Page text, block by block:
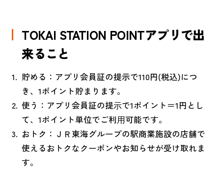
TOKAI STATION POINTアプリで出
来ること
貯める：アプリ会員証の提示で110円(税込)につ
き、1ポイント貯まります。
使う：アプリ会員証の提⽰で1ポイント＝1円とし
て、1ポイント単位でご利⽤可能です。
おトク：ＪＲ東海グループの駅商業施設の店舗で
使えるおトクなクーポンやお知らせが受け取れま
す。